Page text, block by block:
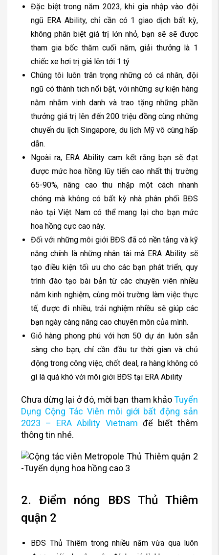
Đặc biệt trong năm 2023, khi gia nhập vào đội
ngũ ERA Ability, chỉ cần có 1 giao dịch bất kỳ,
không phân biệt giá trị lớn nhỏ, bạn sẽ sẽ được
tham gia bốc thăm cuối năm, giải thưởng là 1
chiếc xe hơi trị giá lên tới 1 tỷ
Chúng tôi luôn trân trọng những có cá nhân, đội
ngũ có thành tich nổi bật, với những sự kiện hàng
nằm nhằm vinh danh và trao tặng những phần
thưởng giá trị lên đến 200 triệu đồng cùng những
chuyến du lịch Singapore, du lịch Mỹ vô cùng hấp
dẫn.
Ngoài ra, ERA Ability cam kết rằng bạn sẽ đạt
được mức hoa hồng lũy tiến cao nhất thị trường
65-90%, nâng cao thu nhập một cách nhanh
chóng mà không có bất kỳ nhà phân phối BĐS
nào tại Việt Nam có thể mang lại cho bạn mức
hoa hồng cực cao này.
Đối với những môi giới BĐS đã có nền tảng và kỹ
năng chính là những nhân tài mà ERA Ability sẽ
tạo điều kiện tối ưu cho các bạn phát triển, quy
trình đào tạo bài bản từ các chuyên viên nhiều
năm kinh nghiệm, cùng môi trường làm việc thực
tế, được đi nhiều, trải nghiệm nhiều sẽ giúp các
bạn ngày càng nâng cao chuyên môn của mình.
Giỏ hàng phong phú với hơn 50 dự án luôn sẵn
sàng cho bạn, chỉ cần đầu tư thời gian và chủ
động trong công việc, chốt deal, ra hàng không có
gì là quá khó với môi giới BĐS tại ERA Ability
Chưa dừng lại ở đó, mời bạn tham khảoTuyển
Dụng Cộng Tác Viên môi giới bất động sản
2023 – ERA Ability Vietnam để biết thêm
thông tin nhé.
2. Điểm nóng BĐS Thủ Thiêm
quận 2
BĐS Thủ Thiêm trong nhiều năm vừa qua luôn